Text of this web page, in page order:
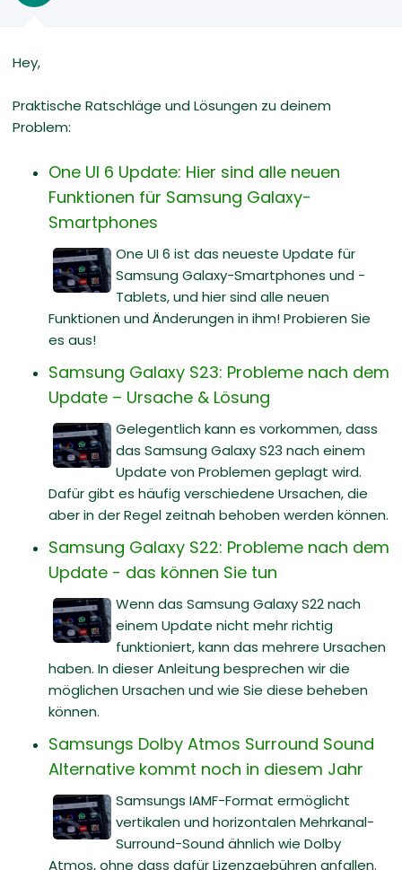
Hey,
Praktische Ratschläge und Lösungen zu deinem
Problem:
One UI 6 Update: Hier sind alle neuen
Funktionen für Samsung Galaxy-
Smartphones
One UI 6 ist das neueste Update für
Samsung Galaxy-Smartphones und -
Tablets, und hier sind alle neuen
Funktionen und Änderungen in ihm! Probieren Sie
es aus!
Samsung Galaxy S23: Probleme nach dem
Update – Ursache & Lösung
Gelegentlich kann es vorkommen, dass
das Samsung Galaxy S23 nach einem
Update von Problemen geplagt wird.
Dafür gibt es häufig verschiedene Ursachen, die
aber in der Regel zeitnah behoben werden können.
Samsung Galaxy S22: Probleme nach dem
Update - das können Sie tun
Wenn das Samsung Galaxy S22 nach
einem Update nicht mehr richtig
funktioniert, kann das mehrere Ursachen
haben. In dieser Anleitung besprechen wir die
möglichen Ursachen und wie Sie diese beheben
können.
Samsungs Dolby Atmos Surround Sound
Alternative kommt noch in diesem Jahr
Samsungs IAMF-Format ermöglicht
vertikalen und horizontalen Mehrkanal-
Surround-Sound ähnlich wie Dolby
Atmos, ohne dass dafür Lizenzgebühren anfallen.